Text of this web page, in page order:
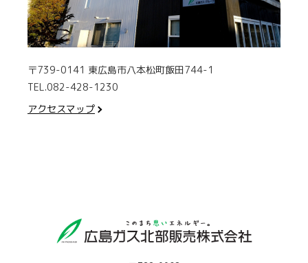
〒739-0141 東広島市八本松町飯田744-1
TEL.082-428-1230
アクセスマップ